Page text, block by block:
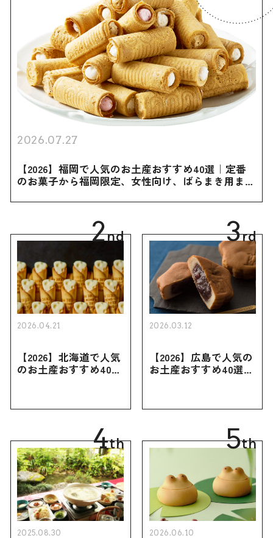
2026.07.27
【2026】福岡で人気のお土産おすすめ40選｜定番
のお菓子から福岡限定、女性向け、ばらまき用まで
2nd
2026.04.21
【2026】北海道で人気
のお土産おすすめ40選
買えない限定品、女性
3rd
2026.03.12
【2026】広島で人気の
お土産おすすめ40選｜
き用、女性向けまで幅
4th
2025.08.30
5th
2026.06.10